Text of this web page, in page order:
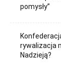
pomysły”
rywalizacja
Nadzieją?